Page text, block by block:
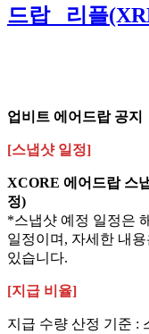
드랍 _리플
업비트 에어드랍 공지​
[스냅샷 일정]
XCORE 에어드랍 스
정)
*스냅샷 예정 일정은
일정이며, 자세한 내
있습니다.​
[지급 비율]
지급 수량 산정 기준 :